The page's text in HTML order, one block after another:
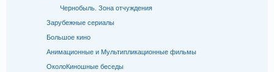
Чернобыль. Зона отчуждения
Зарубежные сериалы
Большое кино
Анимационные и Мультипликационные фильмы
ОколоКиношные беседы